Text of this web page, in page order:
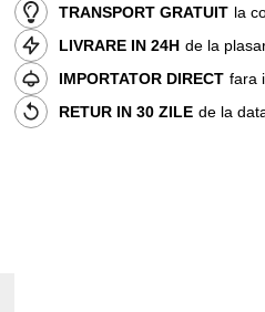
TRANSPORT GRATUIT la
LIVRARE IN 24H de la
IMPORTATOR DIRECT fara
RETUR IN 30 ZILE de la